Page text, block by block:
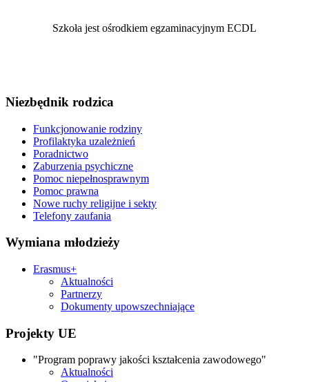
Szkoła jest ośrodkiem egzaminacyjnym ECDL
Niezbędnik rodzica
Funkcjonowanie rodziny
Profilaktyka uzależnień
Poradnictwo
Zaburzenia psychiczne
Pomoc niepełnosprawnym
Pomoc prawna
Nowe ruchy religijne i sekty
Telefony zaufania
Wymiana młodzieży
Erasmus+
Aktualności
Partnerzy
Dokumenty upowszechniające
Projekty UE
"Program poprawy jakości kształcenia zawodowego"
Aktualności